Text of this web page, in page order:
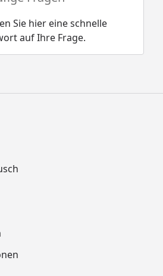
Sie hier eine schnelle
auf Ihre Frage.